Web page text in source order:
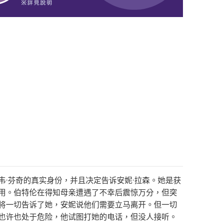
芬奇的真实身份，并且决定告诉安妮·拉森。她是获
。伯特伦在得知母亲遭遇了不幸后震惊万分，但突
一切告诉了她，安妮说他们需要立马离开。但一切
也处于危险，他试图打她的电话，但没人接听。